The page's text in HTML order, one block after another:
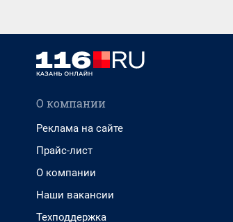
О компании
Реклама на сайте
Прайс-лист
О компании
Наши вакансии
Техподдержка